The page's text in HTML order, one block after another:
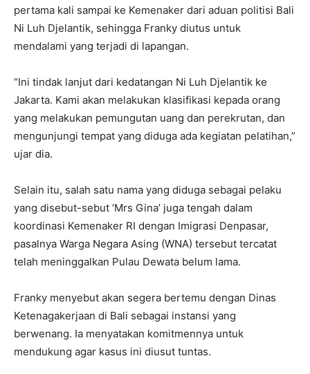
pertama kali sampai ke Kemenaker dari aduan politisi Bali
Ni Luh Djelantik, sehingga Franky diutus untuk
mendalami yang terjadi di lapangan.
“Ini tindak lanjut dari kedatangan Ni Luh Djelantik ke
Jakarta. Kami akan melakukan klasifikasi kepada orang
yang melakukan pemungutan uang dan perekrutan, dan
mengunjungi tempat yang diduga ada kegiatan pelatihan,”
ujar dia.
Selain itu, salah satu nama yang diduga sebagai pelaku
yang disebut-sebut ‘Mrs Gina’ juga tengah dalam
koordinasi Kemenaker RI dengan Imigrasi Denpasar,
pasalnya Warga Negara Asing (WNA) tersebut tercatat
telah meninggalkan Pulau Dewata belum lama.
Franky menyebut akan segera bertemu dengan Dinas
Ketenagakerjaan di Bali sebagai instansi yang
berwenang. Ia menyatakan komitmennya untuk
mendukung agar kasus ini diusut tuntas.